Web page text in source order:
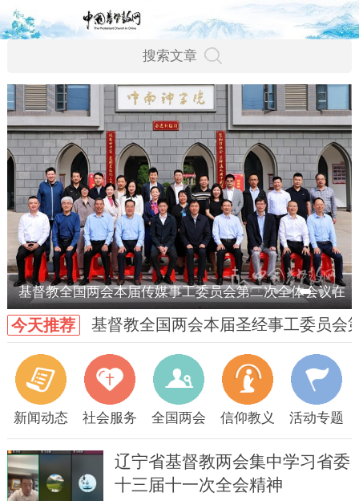
基督教全国两会本届传媒事工委员会第二次全体会议在
武汉召开
今天推荐 基督教全国两会本届圣经事工委员会
新闻动态 社会服务 全国两会 信仰教义 活动专题
辽宁省基督教两会集中学习省委
十三届十一次全会精神